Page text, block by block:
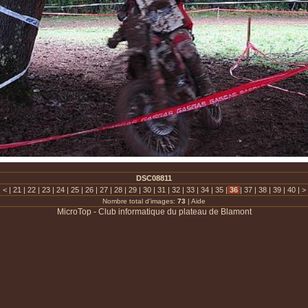
DSC08811
< | 21 | 22 | 23 | 24 | 25 | 26 | 27 | 28 | 29 | 30 | 31 | 32 | 33 | 34 | 35 | 36 | 37 | 38 | 39 | 40 | >
Nombre total d'images: 73 | Aide
MicroTop - Club informatique du plateau de Blamont